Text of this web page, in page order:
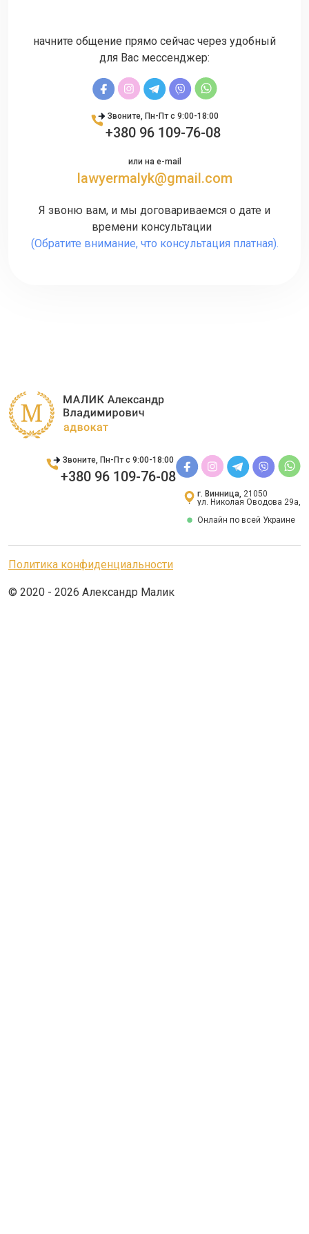
начните общение прямо сейчас через удобный
для Вас мессенджер:
Звоните, Пн-Пт с 9:00-18:00
+380 96 109-76-08
или на e-mail
lawyermalyk@gmail.com
Я звоню вам, и мы договариваемся о дате и
времени консультации
(Обратите внимание, что консультация платная).
Звоните, Пн-Пт с 9:00-18:00
+380 96 109-76-08
г. Винница, 21050
ул. Николая Оводова 29а,
Онлайн по всей Украине
Политика конфиденциальности
© 2020 - 2026 Александр Малик